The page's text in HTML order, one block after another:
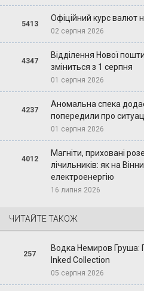
5413
Офіційний курс валют
02 серпня 2026
4347
Відділення Нової
зміниться з 1 серпня
01 серпня 2026
4237
Аномальна спека
попередили про
01 серпня 2026
4012
Магніти, приховані
лічильників: як на
електроенергію
16 липня 2026
ЧИТАЙТЕ ТАКОЖ
257
Водка Немиров Груша:
Inked Collection
05 серпня 2026